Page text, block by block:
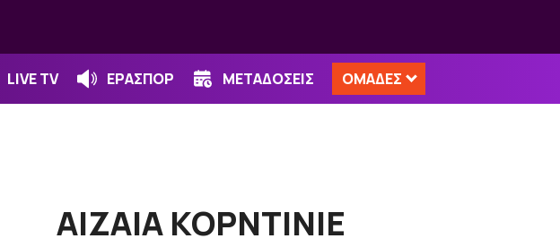
LIVE TV ΕΡΑΣΠΟΡ ΜΕΤΑΔΟΣΕΙΣ ΟΜΑΔΕΣ
ΑΙΖΑΙΑ ΚΟΡΝΤΙΝΙΕ